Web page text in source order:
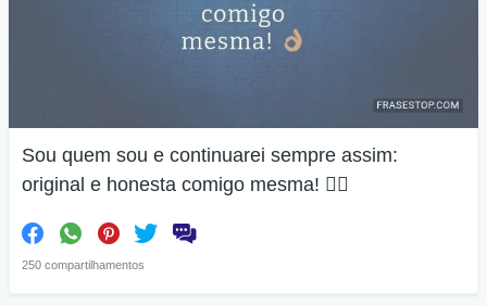
Sou quem sou e continuarei sempre assim:
original e honesta comigo mesma! 👌🏽
250 compartilhamentos